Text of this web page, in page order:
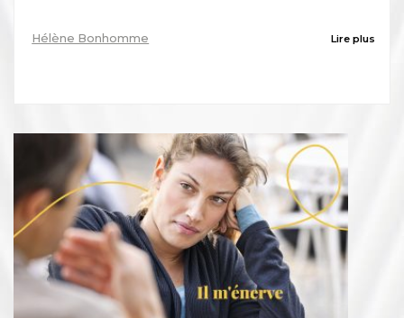
Hélène Bonhomme Lire plus